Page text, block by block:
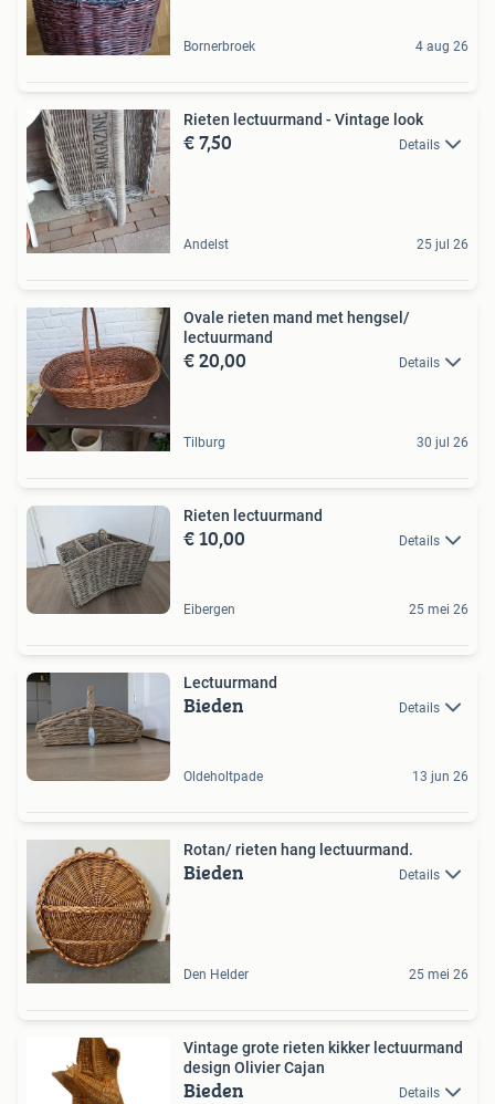
Bornerbroek 4 aug 26
Rieten lectuurmand - Vintage look
€ 7,50 Details
Andelst 25 jul 26
Ovale rieten mand met hengsel/
lectuurmand
€ 20,00 Details
Tilburg 30 jul 26
Rieten lectuurmand
€ 10,00 Details
Eibergen 25 mei 26
Lectuurmand
Bieden Details
Oldeholtpade 13 jun 26
Rotan/ rieten hang lectuurmand.
Bieden Details
Den Helder 25 mei 26
Vintage grote rieten kikker lectuurmand
design Olivier Cajan
Bieden Details